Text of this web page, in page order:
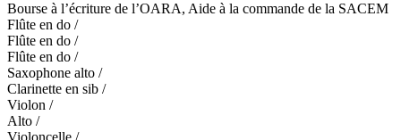
Bourse à l’écriture de l’OARA, Aide à la commande de la SACEM
Flûte en do /
Flûte en do /
Flûte en do /
Saxophone alto /
Clarinette en sib /
Violon /
Alto /
Violoncelle /